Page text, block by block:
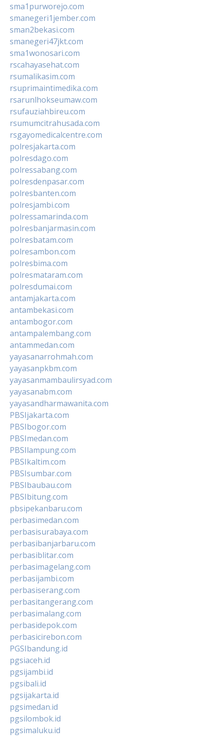
sma1purworejo.com
smanegeri1jember.com
sman2bekasi.com
smanegeri47jkt.com
sma1wonosari.com
rscahayasehat.com
rsumalikasim.com
rsuprimaintimedika.com
rsarunlhokseumaw.com
rsufauziahbireu.com
rsumumcitrahusada.com
rsgayomedicalcentre.com
polresjakarta.com
polresdago.com
polressabang.com
polresdenpasar.com
polresbanten.com
polresjambi.com
polressamarinda.com
polresbanjarmasin.com
polresbatam.com
polresambon.com
polresbima.com
polresmataram.com
polresdumai.com
antamjakarta.com
antambekasi.com
antambogor.com
antampalembang.com
antammedan.com
yayasanarrohmah.com
yayasanpkbm.com
yayasanmambaulirsyad.com
yayasanabm.com
yayasandharmawanita.com
PBSIjakarta.com
PBSIbogor.com
PBSImedan.com
PBSIlampung.com
PBSIkaltim.com
PBSIsumbar.com
PBSIbaubau.com
PBSIbitung.com
pbsipekanbaru.com
perbasimedan.com
perbasisurabaya.com
perbasibanjarbaru.com
perbasiblitar.com
perbasimagelang.com
perbasijambi.com
perbasiserang.com
perbasitangerang.com
perbasimalang.com
perbasidepok.com
perbasicirebon.com
PGSIbandung.id
pgsiaceh.id
pgsijambi.id
pgsibali.id
pgsijakarta.id
pgsimedan.id
pgsilombok.id
pgsimaluku.id